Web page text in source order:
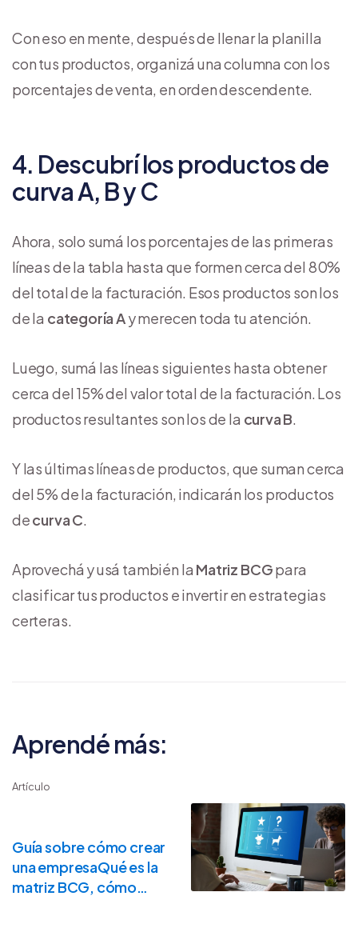
Con eso en mente, después de llenar la planilla
con tus productos, organizá una columna con los
porcentajes de venta, en orden descendente.
4. Descubrí los productos de
curva A, B y C
Ahora, solo sumá los porcentajes de las primeras
líneas de la tabla hasta que formen cerca del 80%
del total de la facturación. Esos productos son los
de la categoría Ay merecen toda tu atención.
Luego, sumá las líneas siguientes hasta obtener
cerca del 15% del valor total de la facturación. Los
productos resultantes son los de la curva B.
Y las últimas líneas de productos, que suman cerca
del 5% de la facturación, indicarán los productos
decurva C.
Aprovechá y usá también la Matriz BCGpara
clasificar tus productos e invertir en estrategias
certeras.
Aprendé más:
Artículo
Guía sobre cómo crear
una empresaQué es la
matriz BCG, cómo